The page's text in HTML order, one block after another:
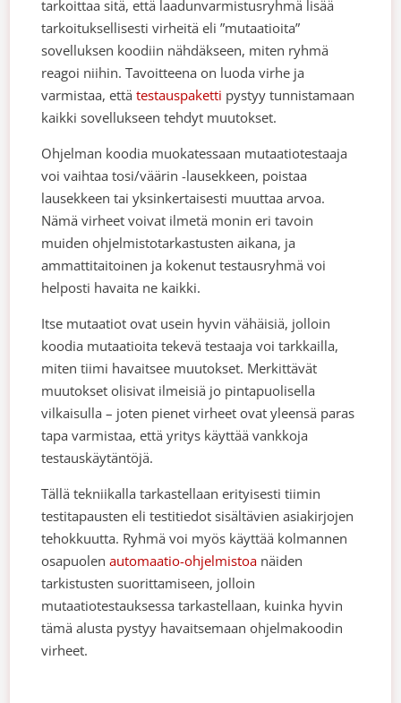
tarkoittaa sitä, että laadunvarmistusryhmä lisää
tarkoituksellisesti virheitä eli ”mutaatioita”
sovelluksen koodiin nähdäkseen, miten ryhmä
reagoi niihin. Tavoitteena on luoda virhe ja
varmistaa, ettätestauspaketti pystyy tunnistamaan
kaikki sovellukseen tehdyt muutokset.
Ohjelman koodia muokatessaan mutaatiotestaaja
voi vaihtaa tosi/väärin -lausekkeen, poistaa
lausekkeen tai yksinkertaisesti muuttaa arvoa.
Nämä virheet voivat ilmetä monin eri tavoin
muiden ohjelmistotarkastusten aikana, ja
ammattitaitoinen ja kokenut testausryhmä voi
helposti havaita ne kaikki.
Itse mutaatiot ovat usein hyvin vähäisiä, jolloin
koodia mutaatioita tekevä testaaja voi tarkkailla,
miten tiimi havaitsee muutokset. Merkittävät
muutokset olisivat ilmeisiä jo pintapuolisella
vilkaisulla – joten pienet virheet ovat yleensä paras
tapa varmistaa, että yritys käyttää vankkoja
testauskäytäntöjä.
Tällä tekniikalla tarkastellaan erityisesti tiimin
testitapausten eli testitiedot sisältävien asiakirjojen
tehokkuutta. Ryhmä voi myös käyttää kolmannen
osapuolenautomaatio-ohjelmistoa näiden
tarkistusten suorittamiseen, jolloin
mutaatiotestauksessa tarkastellaan, kuinka hyvin
tämä alusta pystyy havaitsemaan ohjelmakoodin
virheet.